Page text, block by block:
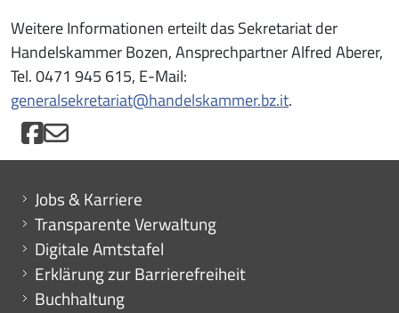
Weitere Informationen erteilt das Sekretariat der
Handelskammer Bozen, Ansprechpartner Alfred Aberer,
Tel. 0471 945 615, E-Mail:
generalsekretariat@handelskammer.bz.it.
Mini menu di servizio
Jobs & Karriere
Transparente Verwaltung
Digitale Amtstafel
Erklärung zur Barrierefreiheit
Buchhaltung